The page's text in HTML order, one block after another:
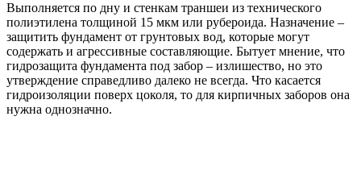
Выполняется по дну и стенкам траншеи из технического
полиэтилена толщиной 15 мкм или рубероида. Назначение –
защитить фундамент от грунтовых вод, которые могут
содержать и агрессивные составляющие. Бытует мнение, что
гидрозащита фундамента под забор – излишество, но это
утверждение справедливо далеко не всегда. Что касается
гидроизоляции поверх цоколя, то для кирпичных заборов она
нужна однозначно.